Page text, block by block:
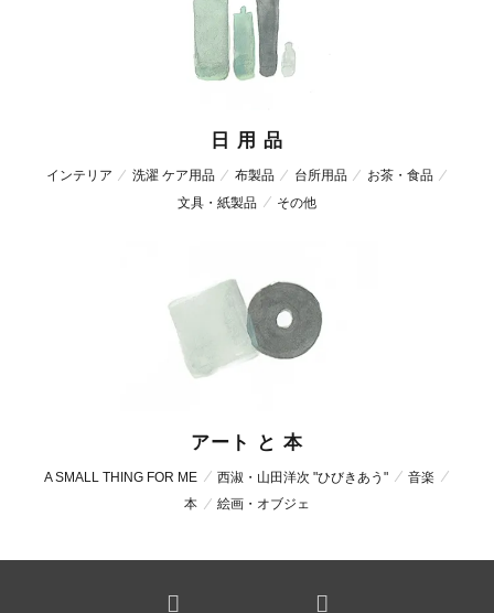
日 用 品
インテリア 洗濯 ケア用品 布製品 台所用品
お茶・食品
文具・紙製品
その他
アート と 本
A SMALL THING FOR ME 西淑・山田洋次 "ひびきあう"
音楽
本
絵画・オブジェ